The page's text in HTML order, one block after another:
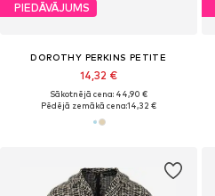
PIEDĀVĀJUMS
DOROTHY PERKINS PETITE
14,32 €
Sākotnējā cena: 44,90 €
Pēdējā zemākā cena:14,32 €